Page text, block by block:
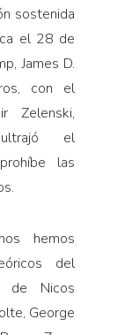
sostenida
el 28 de
James D.
con el
Zelenski,
el
las
hemos
del
de Nicos
George